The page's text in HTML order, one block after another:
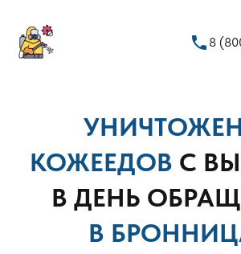
phone 8
КОЖЕЕДОВ С
В ДЕНЬ
В